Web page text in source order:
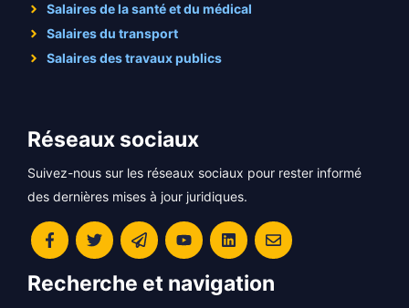
Salaires de la santé et du médical
Salaires du transport
Salaires des travaux publics
Réseaux sociaux
Suivez-nous sur les réseaux sociaux pour rester informé
des dernières mises à jour juridiques.
Recherche et navigation